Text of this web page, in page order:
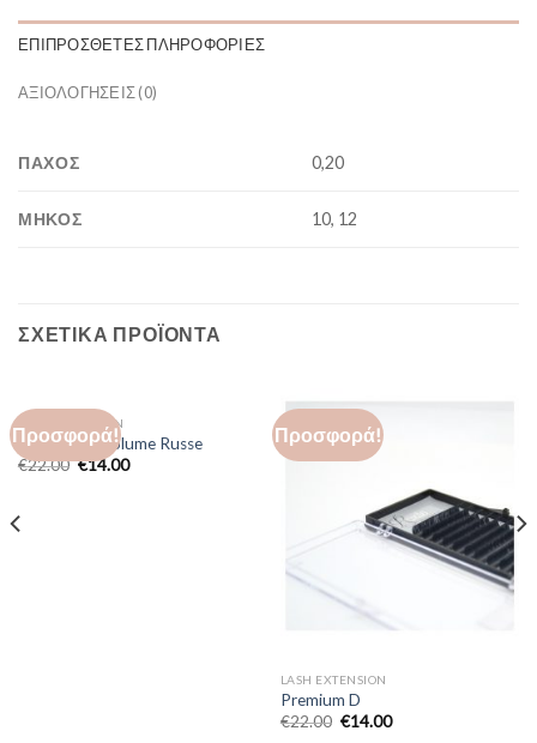
ΕΠΙΠΡΌΣΘΕΤΕΣ ΠΛΗΡΟΦΟΡΊΕΣ
ΑΞΙΟΛΟΓΉΣΕΙΣ (0)
ΠΑΧΟΣ 0,20
ΜΗΚΟΣ 10, 12
ΣΧΕΤΙΚΆ ΠΡΟΪΌΝΤΑ
Προσφορά!
LASH EXTENSION
Premium D Volume Russe
€22.00 €14.00
Προσφορά!
LASH EXTENSION
Premium D
€22.00 €14.00